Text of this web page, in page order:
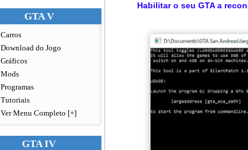
GTA V
Carros
Download do Jogo
Gráficos
Mods
Programas
Tutoriais
Ver Menu Completo [+]
GTA IV
Habilitar o seu GTA a